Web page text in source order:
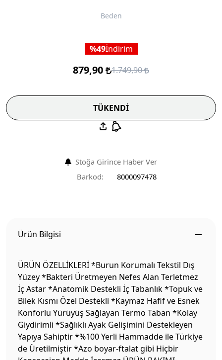
Beden
49İndirim
879,90 1.749,90
TÜKENDİ
Stoğa Girince Haber Ver
Barkod:
8000097478
Ürün Bilgisi
ÜRÜN ÖZELLİKLERİ *Burun Korumalı Tekstil Dış
Yüzey *Bakteri Üretmeyen Nefes Alan Terletmez
İç Astar *Anatomik Destekli İç Tabanlık *Topuk ve
Bilek Kısmı Özel Destekli *Kaymaz Hafif ve Esnek
Konforlu Yürüyüş Sağlayan Termo Taban *Kolay
Giydirimli *Sağlıklı Ayak Gelişimini Destekleyen
Yapıya Sahiptir *%100 Yerli Hammadde ile Türkiye
de Üretilmiştir *Azo boyar-ftalat gibi Hiçbir